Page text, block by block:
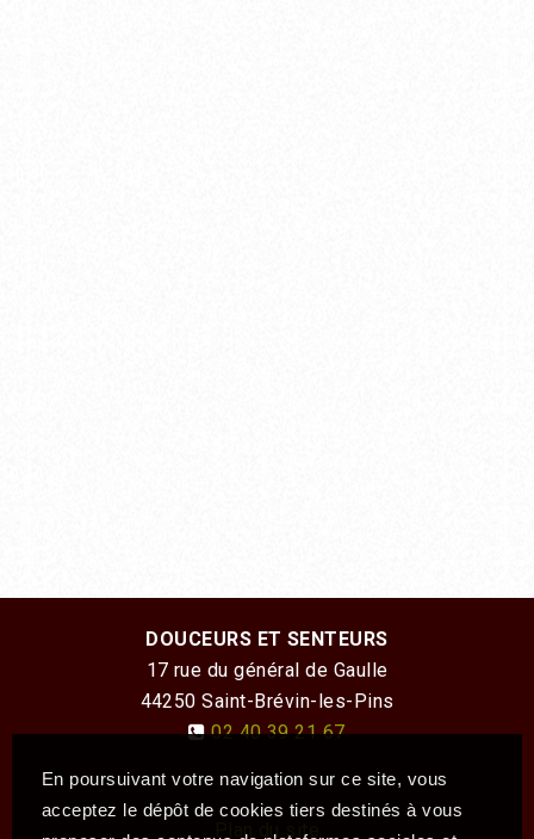
DOUCEURS ET SENTEURS
17 rue du général de Gaulle
44250 Saint-Brévin-les-Pins
02 40 39 21 67
Plan du site
En poursuivant votre navigation sur ce site, vous
acceptez le dépôt de cookies tiers destinés à vous